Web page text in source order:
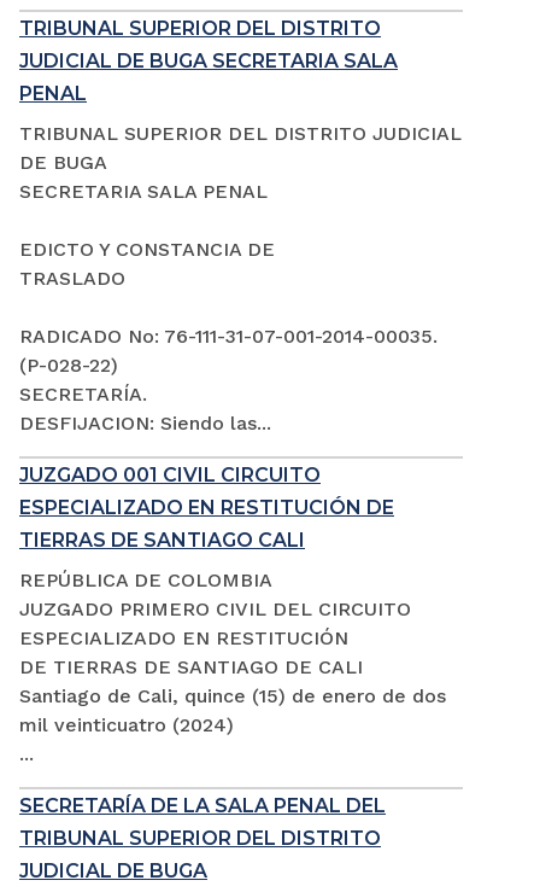
TRIBUNAL SUPERIOR DEL DISTRITO
JUDICIAL DE BUGA SECRETARIA SALA
PENAL
TRIBUNAL SUPERIOR DEL DISTRITO JUDICIAL
DE BUGA
SECRETARIA SALA PENAL
EDICTO Y CONSTANCIA DE
TRASLADO
RADICADO No: 76-111-31-07-001-2014-00035.
(P-028-22)
SECRETARÍA.
DESFIJACION: Siendo las...
JUZGADO 001 CIVIL CIRCUITO
ESPECIALIZADO EN RESTITUCIÓN DE
TIERRAS DE SANTIAGO CALI
REPÚBLICA DE COLOMBIA
JUZGADO PRIMERO CIVIL DEL CIRCUITO
ESPECIALIZADO EN RESTITUCIÓN
DE TIERRAS DE SANTIAGO DE CALI
Santiago de Cali, quince (15) de enero de dos
mil veinticuatro (2024)
...
SECRETARÍA DE LA SALA PENAL DEL
TRIBUNAL SUPERIOR DEL DISTRITO
JUDICIAL DE BUGA